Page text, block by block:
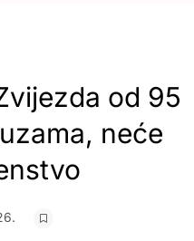
od 95
neće